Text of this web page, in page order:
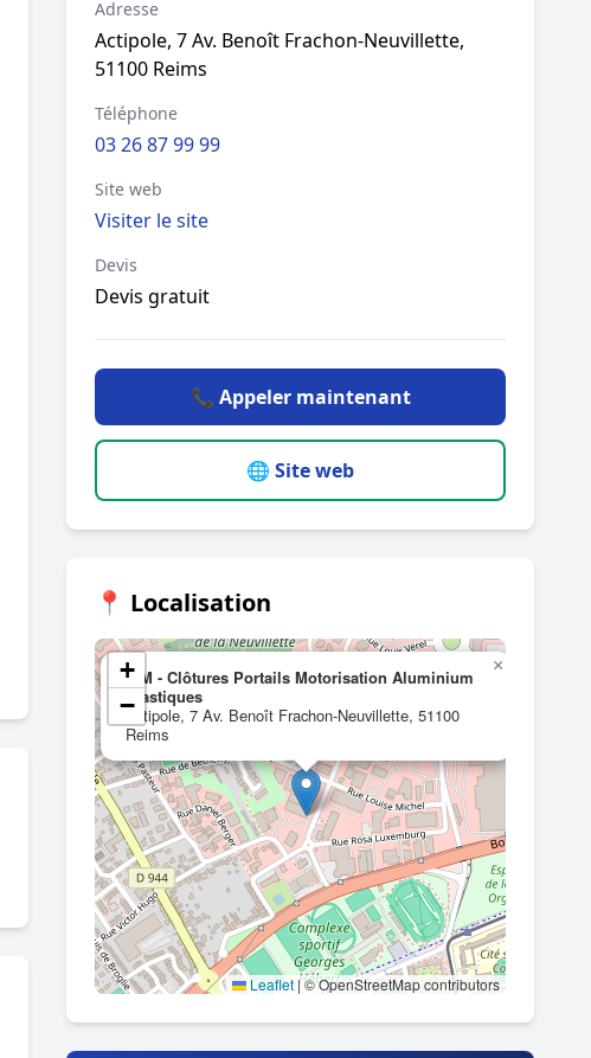
Adresse
Actipole, 7 Av. Benoît Frachon-Neuvillette,
51100 Reims
Téléphone
03 26 87 99 99
Site web
Visiter le site
Devis
Devis gratuit
📞 Appeler maintenant
🌐 Site web
📍 Localisation
TIM - Clôtures Portails Motorisation Aluminium
Plastiques
Actipole, 7 Av. Benoît Frachon-Neuvillette, 51100
Reims
×
+
−
Leaflet |© OpenStreetMap contributors